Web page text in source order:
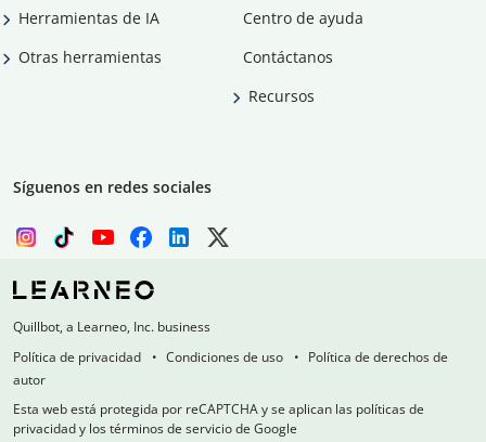
Herramientas de IA
Otras herramientas
Centro de ayuda
Contáctanos
Recursos
Síguenos en redes sociales
Quillbot, a Learneo, Inc. business
Política de privacidad
Condiciones de uso
Política de derechos de
autor
Esta web está protegida por reCAPTCHA y se aplican las políticas de
privacidad y los términos de servicio de Google